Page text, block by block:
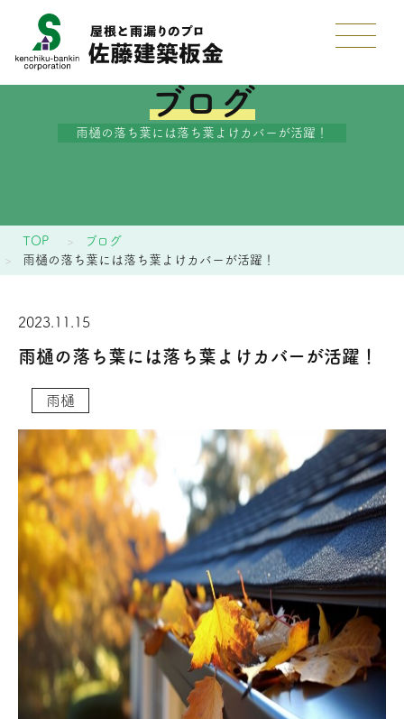
ブログ
雨樋の落ち葉には落ち葉よけカバーが活躍！
TOP
ブログ
雨樋の落ち葉には落ち葉よけカバーが活躍！
2023.11.15
雨樋の落ち葉には落ち葉よけカバーが活躍！
雨樋